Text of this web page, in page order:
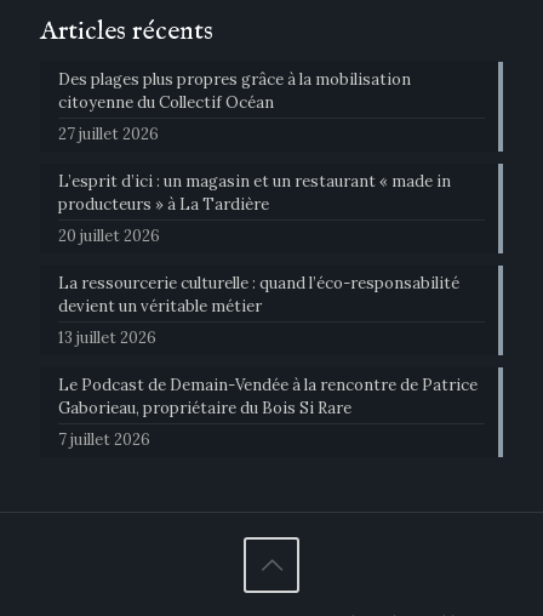
Articles récents
Des plages plus propres grâce à la mobilisation
citoyenne du Collectif Océan
27 juillet 2026
L’esprit d’ici : un magasin et un restaurant « made in
producteurs » à La Tardière
20 juillet 2026
La ressourcerie culturelle : quand l’éco-responsabilité
devient un véritable métier
13 juillet 2026
Le Podcast de Demain-Vendée à la rencontre de Patrice
Gaborieau, propriétaire du Bois Si Rare
7 juillet 2026